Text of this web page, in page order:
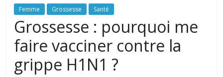
de
toute
famille
Femme Grossesse Santé
Grossesse : pourquoi me
faire vacciner contre la
grippe H1N1 ?